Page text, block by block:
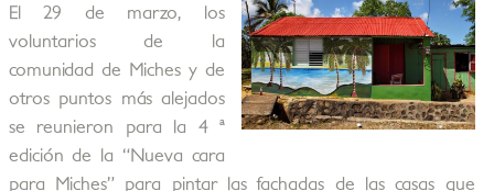
El 29 de marzo, los
voluntarios de la
comunidad de Miches y de
otros puntos más alejados
se reunieron para la 4 ª
edición de la “Nueva cara
para Miches” para pintar las fachadas de las casas que